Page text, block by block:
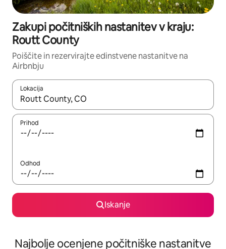
Zakupi počitniških nastanitev v kraju:
Routt County
Poiščite in rezervirajte edinstvene nastanitve na
Airbnbju
Lokacija
Ko so rezultati na voljo, krmarite s puščičnima tipkama gor in
Prihod
Odhod
Iskanje
Najbolje ocenjene počitniške nastanitve